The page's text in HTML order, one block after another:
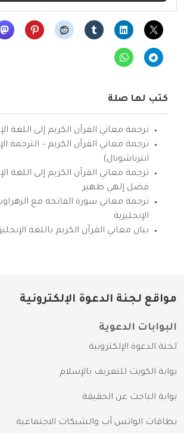
كتب لها صلة
ترجمة معاني القرآن الكريم إلى اللغة
ترجمة معاني القرآن الكريم – الترجمة
انترناشونال)
ترجمة معاني القرآن الكريم إلى اللغة
فضل إلهي ظهير
ترجمة معاني سورة الفاتحة مع
الإنجليزية
بيان معاني القرآن الكريم باللغة
مواقع لجنة الدعوة الإلكترونية
البوابات الدعوية
لجنة الدعوة الإلكترونية
بوابة الكويت للتعريف بالإسلام
بوابة الباحث عن الحقيقة
بطاقات الواتس آب والشبكات الاجتماعية